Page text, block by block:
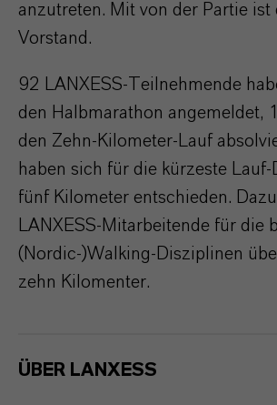
anzutreten. Mit von der Partie ist
Vorstand.
92 LANXESS-Teilnehmende
den Halbmarathon angemeldet,
den Zehn-Kilometer-Lauf
haben sich für die kürzeste
fünf Kilometer entschieden.
LANXESS-Mitarbeitende für die
(Nordic-)Walking-Disziplinen
zehn Kilomenter.
ÜBER LANXESS